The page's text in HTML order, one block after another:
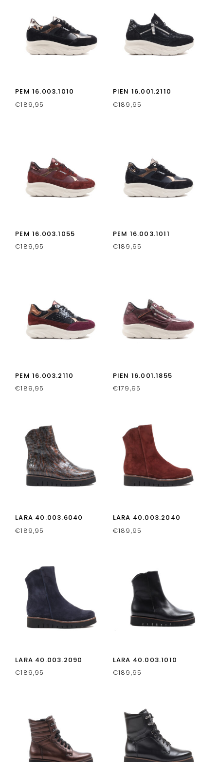
PEM 16.003.1010
€189,95
PIEN 16.001.2110
€189,95
PEM 16.003.1055
€189,95
PEM 16.003.1011
€189,95
PEM 16.003.2110
€189,95
PIEN 16.001.1855
€179,95
LARA 40.003.6040
€189,95
LARA 40.003.2040
€189,95
LARA 40.003.2090
€189,95
LARA 40.003.1010
€189,95